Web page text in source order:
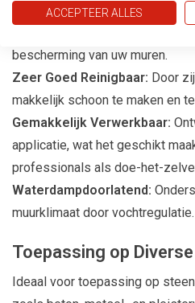
Weerbestendig: Bestand
bescherming van uw muren.
Zeer Goed Reinigbaar: Door
makkelijk schoon te maken en
Gemakkelijk Verwerkbaar:
applicatie, wat het geschikt
professionals als doe-het-
Waterdampdoorlatend:
muurklimaat door vochtregulatie.
Toepassing op
Ideaal voor toepassing op
ACCEPTEER ALLES